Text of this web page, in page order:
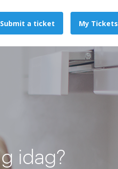
Submit a ticket My Tickets
idag?